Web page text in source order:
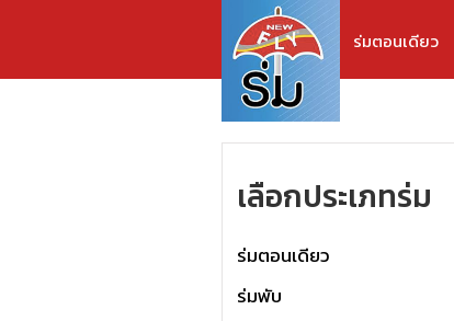
ร่มตอนเดียว
เลือกประเภทร่ม
ร่มตอนเดียว
ร่มพับ